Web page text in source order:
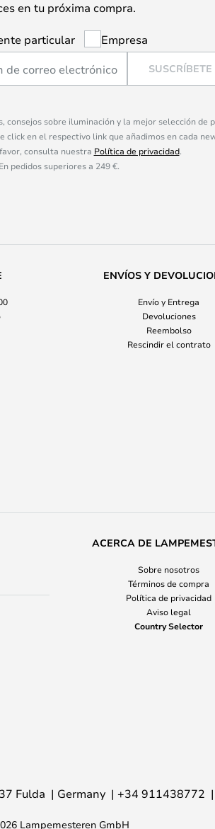
en tu próxima compra.
particular Empresa
SUSCRÍBETE
sobre iluminación y la mejor selección de
click en el respectivo link que añadimos en cada
consulta nuestra Política de privacidad.
pedidos superiores a 249 €.
ENVÍOS Y
Envío y Entrega
Devoluciones
Reembolso
Rescindir el contrato
ACERCA DE
Sobre nosotros
Términos de compra
Política de privacidad
Aviso legal
Country Selector
Fulda Germany +34 911438772
Lampemesteren GmbH